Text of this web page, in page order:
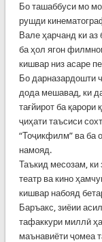
Бо ташаббуси мо
рушди
Вале ҳарчанд ки аз
ба ҳол ягон
кишвар низ асаре
Бо дарназардошти
дода мешавад, ки
тағйирот ба қарори
ҷиҳати таъсиси
“Тоҷикфилм” ва ба
намояд.
Таъкид месозам,
театр ва кино
кишвар набояд
Баръакс, зиёии
тафаккури миллӣ
маънавиёти ҷомеа